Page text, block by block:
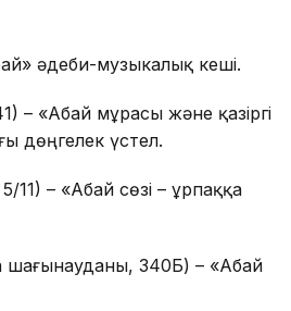
әдеби-музыкалық кеші.
– «Абай мұрасы және қазіргі
дөңгелек үстел.
– «Абай сөзі – ұрпаққа
340Б) – «Абай